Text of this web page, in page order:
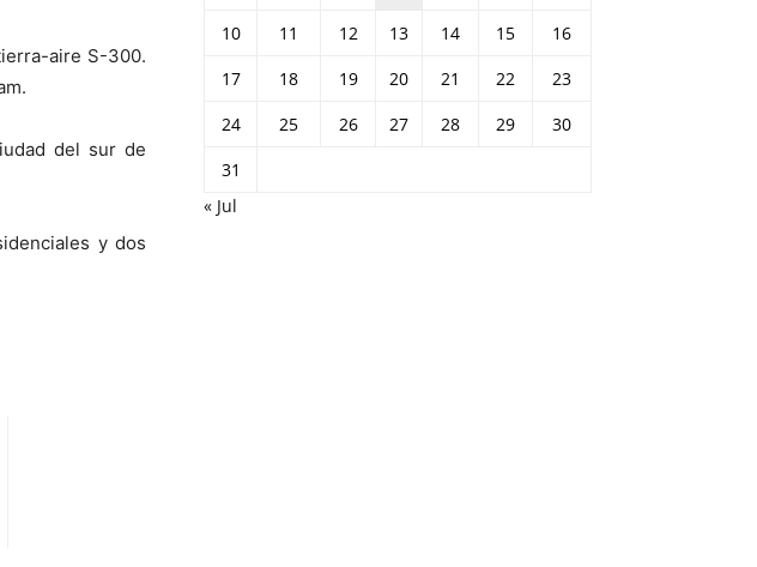
aire S-300.
del sur de
y dos
10
11 12 13 14 15
16
17
18 19 20 21 22
23
24
25 26 27 28 29
30
31
« Jul